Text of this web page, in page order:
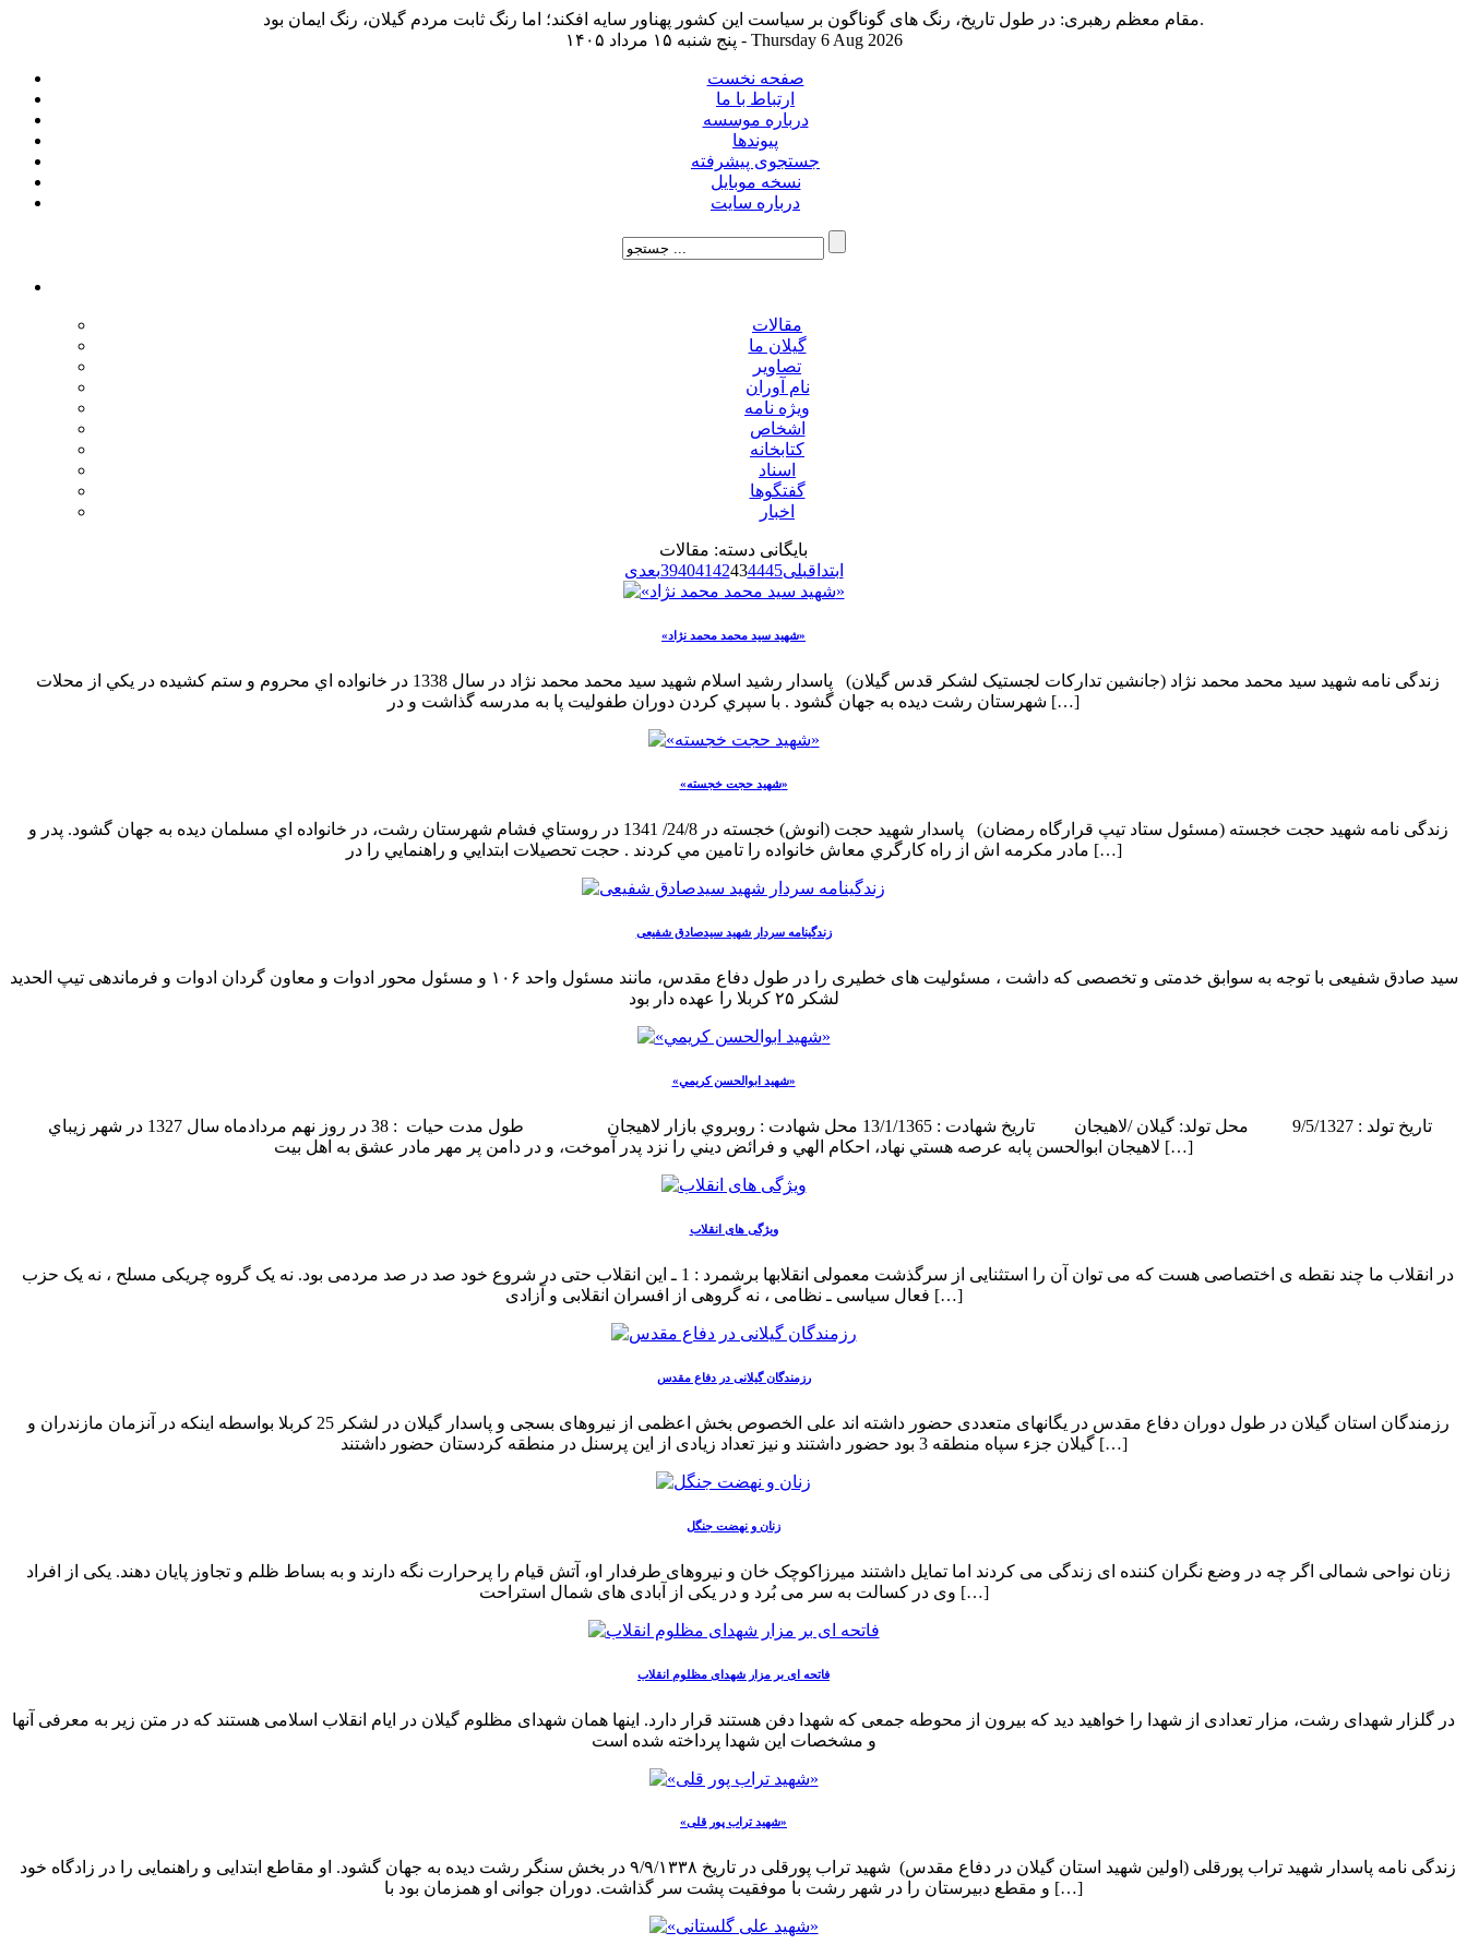
مقام معظم رهبری: در طول تاریخ، رنگ های گوناگون بر سیاست این کشور پهناور سایه افکند؛ اما رنگ ثابت مردم گیلان، رنگ ایمان بود.
پنج شنبه ۱۵ مرداد ۱۴۰۵ - Thursday 6 Aug 2026
صفحه نخست
ارتباط با ما
درباره موسسه
پیوندها
جستجوی پیشرفته
نسخه موبایل
درباره سایت
مقالات
گیلان ما
تصاویر
نام آوران
ویژه نامه
اشخاص
کتابخانه
اسناد
گفتگوها
اخبار
بایگانی دسته: مقالات
ابتدا قبلی 39404142434445 بعدی
«شهيد سيد محمد محمد نژاد»
شهرستان رشت ديده به جهان گشود . با سپري کردن دوران طفوليت پا به مدرسه گذاشت و در […]
«شهيد حجت خجسته»
مادر مکرمه اش از راه کارگري معاش خانواده را تامين مي کردند . حجت تحصيلات ابتدايي و راهنمايي را در […]
زندگینامه سردار شهید سیدصادق شفیعی
سید صادق شفیعی با توجه به سوابق خدمتی و تخصصی که داشت ، مسئولیت های خطیری را در طول دفاع مقدس، مانند مسئول واحد ۱۰۶ و مسئول محور ادوات و معاون گردان ادوات و فرماندهی تیپ الحدید
لشکر ۲۵ کربلا را عهده دار بود
«شهيد ابوالحسن كريمي»
لاهيجان ابوالحسن پابه عرصه هستي نهاد، احکام الهي و فرائض ديني را نزد پدر آموخت، و در دامن پر مهر مادر عشق به اهل بيت […]
ویژگی های انقلاب
فعال سیاسی ـ نظامی ، نه گروهی از افسران انقلابی و آزادی […]
رزمندگان گیلانی در دفاع مقدس
گیلان جزء سپاه منطقه 3 بود حضور داشتند و نیز تعداد زیادی از این پرسنل در منطقه کردستان حضور داشتند […]
زنان و نهضت جنگل
وى در کسالت به سر مى بُرد و در یکى از آبادى هاى شمال استراحت […]
فاتحه ای بر مزار شهدای مظلوم انقلاب
در گلزار شهدای رشت، مزار تعدادی از شهدا را خواهید دید که بیرون از محوطه جمعی که شهدا دفن هستند قرار دارد. اینها همان شهدای مظلوم گیلان در ایام انقلاب اسلامی هستند که در متن زیر به معرفی آنها
و مشخصات این شهدا پرداخته شده است
«شهید تراب پور قلی»
و مقطع دبیرستان را در شهر رشت با موفقیت پشت سر گذاشت. دوران جوانی او همزمان بود با […]